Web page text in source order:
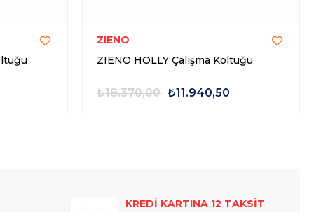
ZIENO
ZIENO HOLLY Çalışma Koltuğu
₺11.940,50
₺18.370,00
KREDİ KARTINA 12 TAKSİT